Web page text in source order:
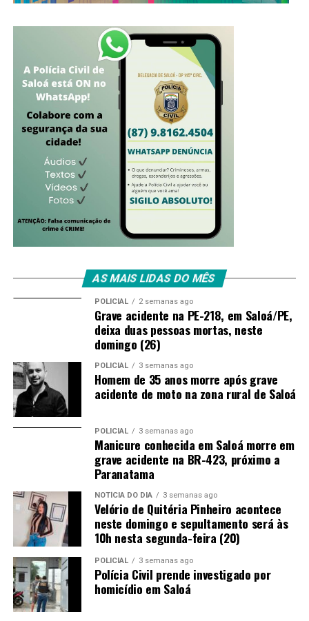
AS MAIS LIDAS DO MÊS
POLICIAL 2 semanas ago
Grave acidente na PE-218, em Saloá/PE,
deixa duas pessoas mortas, neste
domingo (26)
POLICIAL 3 semanas ago
Homem de 35 anos morre após grave
acidente de moto na zona rural de Saloá
POLICIAL 3 semanas ago
Manicure conhecida em Saloá morre em
grave acidente na BR-423, próximo a
Paranatama
NOTÍCIA DO DIA 3 semanas ago
Velório de Quitéria Pinheiro acontece
neste domingo e sepultamento será às
10h nesta segunda-feira (20)
POLICIAL 3 semanas ago
Polícia Civil prende investigado por
homicídio em Saloá